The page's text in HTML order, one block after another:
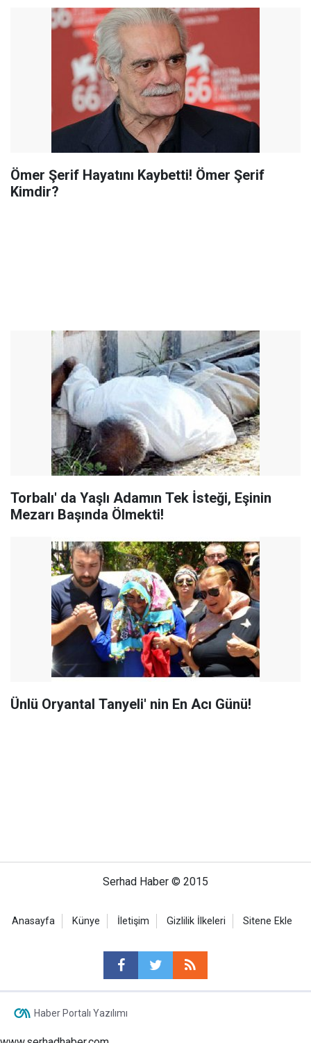
Ömer Şerif Hayatını Kaybetti! Ömer Şerif
Kimdir?
Torbalı' da Yaşlı Adamın Tek İsteği, Eşinin
Mezarı Başında Ölmekti!
Ünlü Oryantal Tanyeli' nin En Acı Günü!
Serhad Haber © 2015
Anasayfa Künye İletişim Gizlilik İlkeleri Sitene Ekle
Haber Portalı Yazılımı